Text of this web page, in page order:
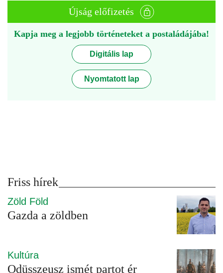
Újság előfizetés
Kapja meg a legjobb történeteket a postaládájába!
Digitális lap
Nyomtatott lap
Friss hírek
Zöld Föld
Gazda a zöldben
Kultúra
Odüsszeusz ismét partot ér